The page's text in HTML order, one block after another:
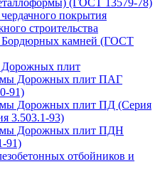
(ГОСТ 13579-78)
покрытия
строительства
Бордюрных камней (ГОСТ
плит
Дорожных плит ПАГ
91)
Дорожных плит ПД (Серия
3.503.1-93)
Дорожных плит ПДН
91)
отбойников и